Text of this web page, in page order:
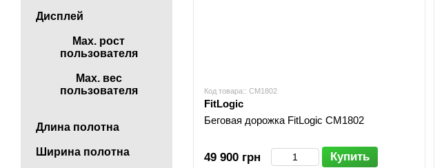
Код товара:: CM1802
FitLogic
Беговая дорожка FitLogic CM1802
49 900 грн Купить
Дисплей
Max. рост
пользователя
Max. вес
пользователя
Длина полотна
Ширина полотна